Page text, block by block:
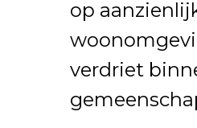
op
verdriet